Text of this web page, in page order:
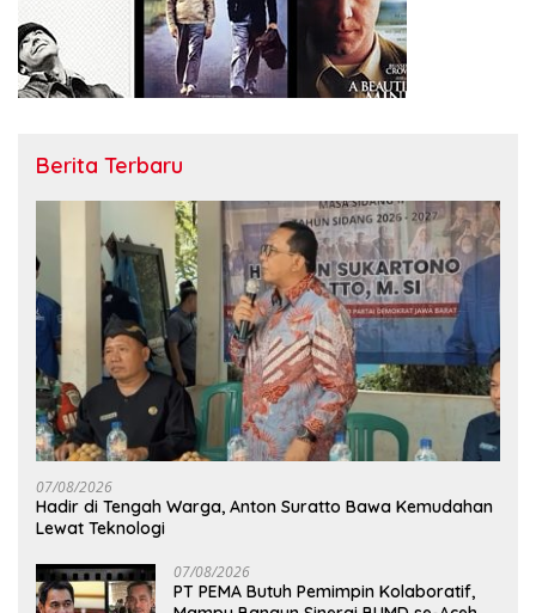
Berita Terbaru
07/08/2026
Hadir di Tengah Warga, Anton Suratto Bawa Kemudahan
Lewat Teknologi
07/08/2026
PT PEMA Butuh Pemimpin Kolaboratif,